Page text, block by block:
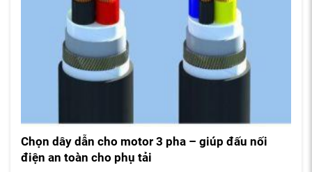
Chọn dây dẫn cho motor 3 pha – giúp đấu nối
điện an toàn cho phụ tải